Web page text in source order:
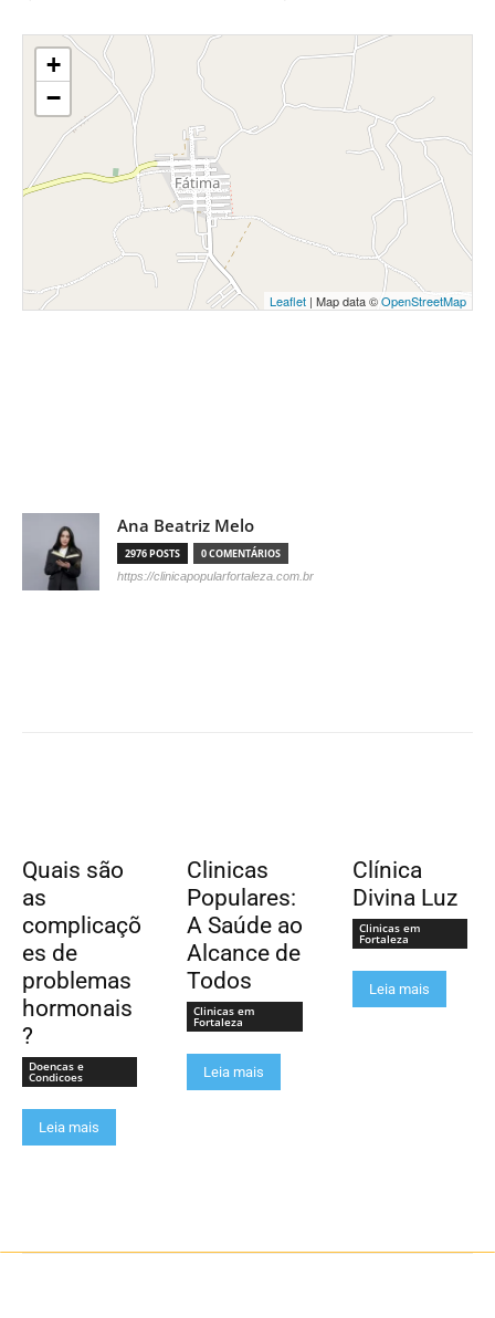
+
−
Leaflet | Map data ©OpenStreetMap
Ana Beatriz Melo
2976 POSTS 0 COMENTÁRIOS
https://clinicapopularfortaleza.com.br
Quais são
as
complicaçõ
es de
problemas
hormonais
?
Doencas e
Condicoes
Leia mais
Clinicas
Populares:
A Saúde ao
Alcance de
Todos
Clinicas em
Fortaleza
Leia mais
Clínica
Divina Luz
Clinicas em
Fortaleza
Leia mais